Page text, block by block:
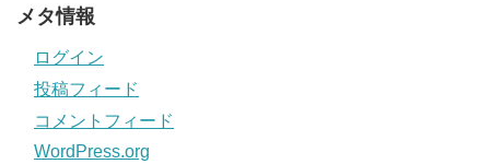
メタ情報
ログイン
投稿フィード
コメントフィード
WordPress.org